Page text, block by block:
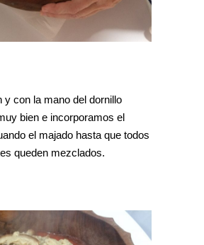
y con la mano del dornillo
bien e incorporamos el
el majado hasta que todos
queden mezclados.